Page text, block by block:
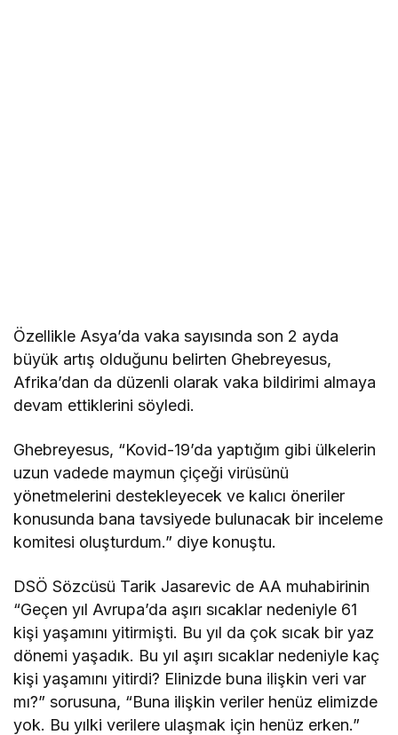
Özellikle Asya’da vaka sayısında son 2 ayda
büyük artış olduğunu belirten Ghebreyesus,
Afrika’dan da düzenli olarak vaka bildirimi almaya
devam ettiklerini söyledi.
Ghebreyesus, “Kovid-19’da yaptığım gibi ülkelerin
uzun vadede maymun çiçeği virüsünü
yönetmelerini destekleyecek ve kalıcı öneriler
konusunda bana tavsiyede bulunacak bir inceleme
komitesi oluşturdum.” diye konuştu.
DSÖ Sözcüsü Tarik Jasarevic de AA muhabirinin
“Geçen yıl Avrupa’da aşırı sıcaklar nedeniyle 61
kişi yaşamını yitirmişti. Bu yıl da çok sıcak bir yaz
dönemi yaşadık. Bu yıl aşırı sıcaklar nedeniyle kaç
kişi yaşamını yitirdi? Elinizde buna ilişkin veri var
mı?” sorusuna, “Buna ilişkin veriler henüz elimizde
yok. Bu yılki verilere ulaşmak için henüz erken.”